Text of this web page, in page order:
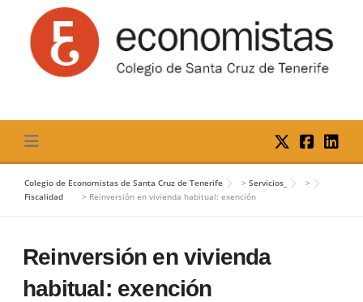
content
Colegio de Economistas de Santa Cruz de Tenerife > Servicios_
>
Fiscalidad
> Reinversión en vivienda habitual: exención
Reinversión en vivienda
habitual: exención